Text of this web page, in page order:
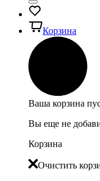
Корзина
Ваша корзина
Вы еще не
Корзина
Очистить